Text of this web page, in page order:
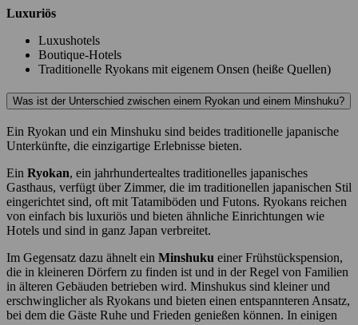
Luxuriös
Luxushotels
Boutique-Hotels
Traditionelle Ryokans mit eigenem Onsen (heiße Quellen)
Was ist der Unterschied zwischen einem Ryokan und einem Minshuku?
Ein Ryokan und ein Minshuku sind beides traditionelle japanische
Unterkünfte, die einzigartige Erlebnisse bieten.
Ein Ryokan, ein jahrhundertealtes traditionelles japanisches
Gasthaus, verfügt über Zimmer, die im traditionellen japanischen Stil
eingerichtet sind, oft mit Tatamiböden und Futons. Ryokans reichen
von einfach bis luxuriös und bieten ähnliche Einrichtungen wie
Hotels und sind in ganz Japan verbreitet.
Im Gegensatz dazu ähnelt ein Minshuku einer Frühstückspension,
die in kleineren Dörfern zu finden ist und in der Regel von Familien
in älteren Gebäuden betrieben wird. Minshukus sind kleiner und
erschwinglicher als Ryokans und bieten einen entspannteren Ansatz,
bei dem die Gäste Ruhe und Frieden genießen können. In einigen